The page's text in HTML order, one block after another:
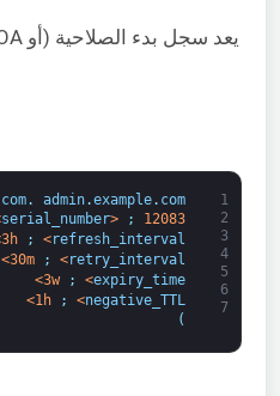
1
2
3
4
5
6
7
com. admin.example. com
12083
;
<
serial_number
3h
; <refresh_interval
30m
; <retry_interval
>
3w
; <expiry_time
>
1h
; <negative_TTL
>
)